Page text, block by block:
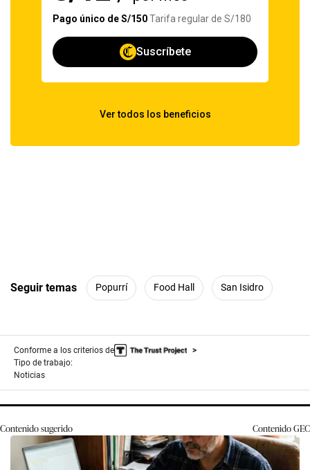
Seguir temas Popurrí Food Hall San Isidro
Conforme a los criterios de
Tipo de trabajo:
Noticias
Contenido sugerido ContenidoGEC